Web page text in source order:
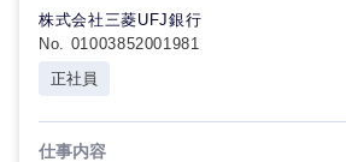
株式会社三菱UFJ銀行
No. 01003852001981
正社員
仕事内容